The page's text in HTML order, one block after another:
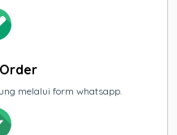
melalui form whatsapp.